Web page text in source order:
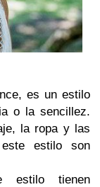
es un estilo
o la sencillez.
la ropa y las
estilo son
estilo tienen